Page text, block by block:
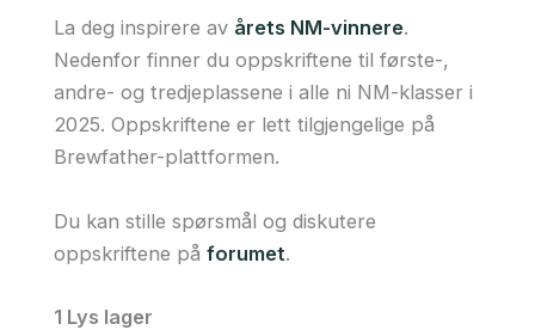
La deg inspirere av årets NM-vinnere.
Nedenfor finner du oppskriftene til første-,
andre- og tredjeplassene i alle ni NM-klasser i
2025. Oppskriftene er lett tilgjengelige på
Brewfather-plattformen.
Du kan stille spørsmål og diskutere
oppskriftene på forumet.
1 Lys lager